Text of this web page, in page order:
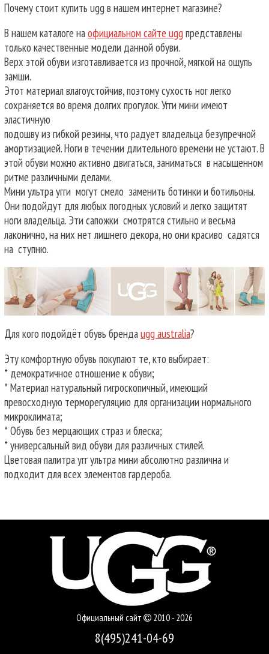
Почему стоит купить ugg в нашем интернет магазине?
В нашем каталоге наофициальном сайте ugg представлены
только качественные модели данной обуви.
Верх этой обуви изготавливается из прочной, мягкой на ощупь
замши.
Этот материал влагоустойчив, поэтому сухость ног легко
сохраняется во время долгих прогулок. Угги мини имеют
эластичную
подошву из гибкой резины, что радует владельца безупречной
амортизацией. Ноги в течении длительного времени не устают. В
этой обуви можно активно двигаться, заниматься в насыщенном
ритме различными делами.
Мини ультра угги могут смело заменить ботинки и ботильоны.
Они подойдут для любых погодных условий и легко защитят
ноги владельца. Эти сапожки смотрятся стильно и весьма
лаконично, на них нет лишнего декора, но они красиво садятся
на ступню.
Для кого подойдёт обувь брендаugg australia?
Эту комфортную обувь покупают те, кто выбирает:
* демократичное отношение к обуви;
* Материал натуральный гигроскопичный, имеющий
превосходную терморегуляцию для организации нормального
микроклимата;
* Обувь без мерцающих страз и блеска;
* универсальный вид обуви для различных стилей.
Цветовая палитра угг ультра мини абсолютно различна и
подходит для всех элементов гардероба.
Официальный сайт 2010 - 2026
8(495)241-04-69